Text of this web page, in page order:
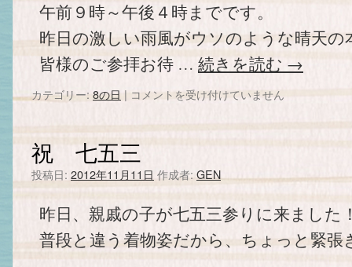
午前９時～午後４時までです。
昨日の激しい雨風がウソのような晴天の
皆様のご参拝お待 … 続きを読む →
カテゴリー: 8の日 | １
日
で
す。
は
コメントを受け付けていません
祝 七五三
投稿日: 2012年11月11日 作成者: GEN
昨日、親戚の子が七五三参りに来ました
普段と違う着物姿だから、ちょっと緊張